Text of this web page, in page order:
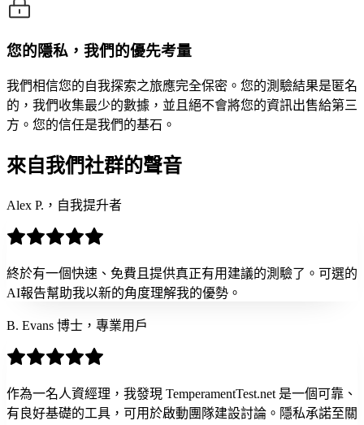
您的隱私，我們的優先考量
我們相信您的自我探索之旅應完全保密。您的測驗結果是匿名
的，我們收集最少的數據，並且絕不會將您的資訊出售給第三
方。您的信任是我們的基石。
來自我們社群的聲音
Alex P.，自我提升者
終於有一個快速、免費且提供真正有用建議的測驗了。可選的
AI報告幫助我以新的角度理解我的優勢。
B. Evans 博士，專業用戶
作為一名人資經理，我發現 TemperamentTest.net 是一個可靠、
有良好基礎的工具，可用於啟動團隊建設討論。隱私承諾至關